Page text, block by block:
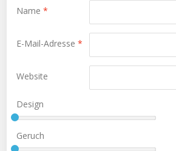
Name*
E-Mail-Adresse*
Website
Design
Geruch